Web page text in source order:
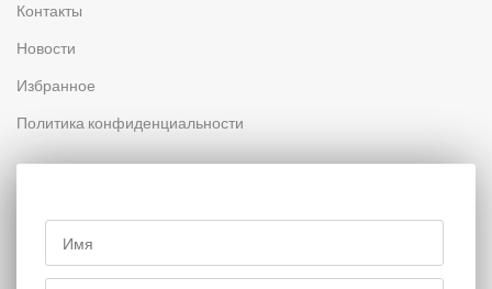
Контакты
Новости
Избранное
Политика конфиденциальности